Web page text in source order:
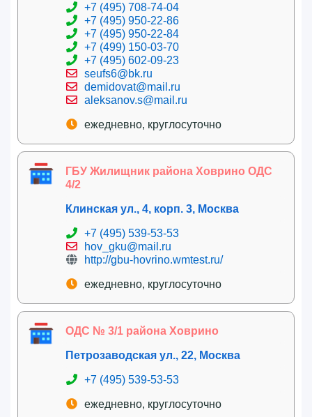
+7 (495) 708-74-04
+7 (495) 950-22-86
+7 (495) 950-22-84
+7 (499) 150-03-70
+7 (495) 602-09-23
seufs6@bk.ru
demidovat@mail.ru
aleksanov.s@mail.ru
ежедневно, круглосуточно
ГБУ Жилищник района Ховрино ОДС
4/2
Клинская ул., 4, корп. 3, Москва
+7 (495) 539-53-53
hov_gku@mail.ru
http://gbu-hovrino.wmtest.ru/
ежедневно, круглосуточно
ОДС № 3/1 района Ховрино
Петрозаводская ул., 22, Москва
+7 (495) 539-53-53
ежедневно, круглосуточно